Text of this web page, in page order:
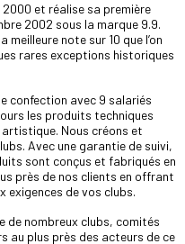
2000 et réalise sa première
2002 sous la marque 9.9.
meilleure note sur 10 que l’on
rares exceptions historiques
confection avec 9 salariés
les produits techniques
Nous créons et
Avec une garantie de suivi,
sont conçus et fabriqués en
près de nos clients en offrant
exigences de vos clubs.
de nombreux clubs, comités
au plus près des acteurs de ce